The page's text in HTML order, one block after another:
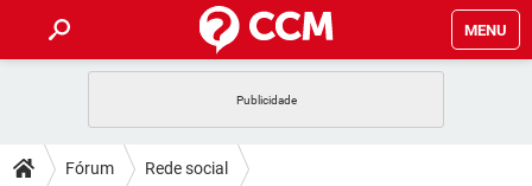
MENU
CELULAR
DICAS
Fórum Rede social